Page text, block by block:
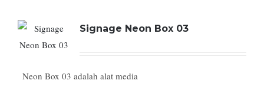
Signage Neon Box 03
Neon Box 03 adalah alat media